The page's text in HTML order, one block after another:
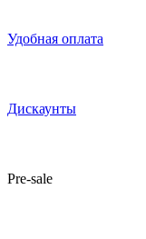
Удобная оплата
Дискаунты
Pre-sale